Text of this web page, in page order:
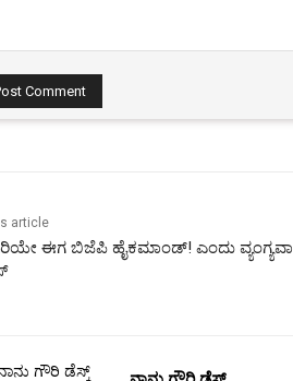
article
ಈಗ ಬಿಜೆಪಿ ಹೈಕಮಾಂಡ್! ಎಂದು